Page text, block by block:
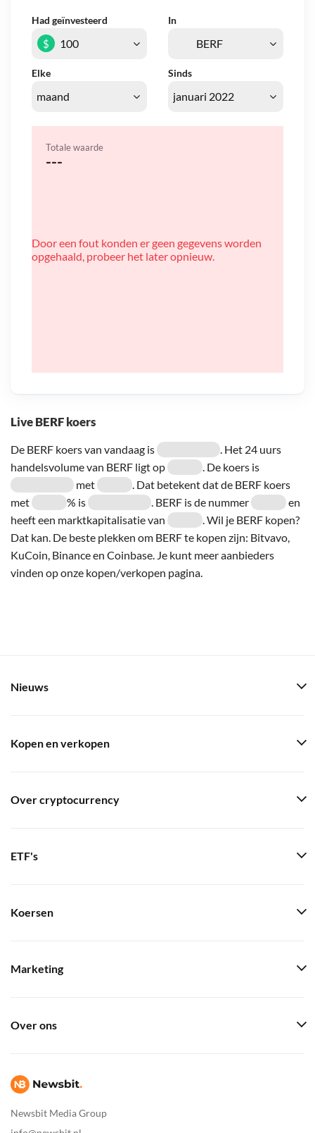
Live BERF koers
De BERF koers van vandaag is
. Het 24 uurs
handelsvolume van BERF ligt op
. De koers is
met
. Dat betekent dat de BERF koers
met
% is . BERF is de nummer
en
heeft een marktkapitalisatie van
. Wil je BERF kopen?
Dat kan. De beste plekken om BERF te kopen zijn: Bitvavo,
KuCoin, Binance en Coinbase. Je kunt meer aanbieders
vinden op onze kopen/verkopen pagina.
Had geïnvesteerd In
Elke Sinds
$
Totale waarde
---
Door een fout konden er geen gegevens worden
opgehaald, probeer het later opnieuw.
Newsbit Media Group
Nieuws
Kopen en verkopen
Over cryptocurrency
ETF's
Koersen
Marketing
Over ons